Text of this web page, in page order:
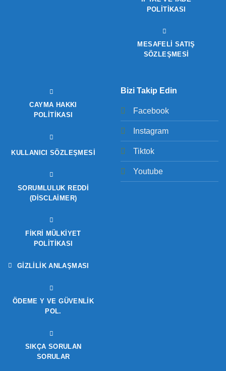
POLITIKASI
MESAFELİ SATIŞ
SÖZLEŞMESİ
CAYMA HAKKI
POLITIKASI
KULLANICI SÖZLEŞMESI
SORUMLULUK REDDI
(DISCLAIMER)
FIKRI MÜLKIYET
POLITIKASI
GIZLILIK ANLAŞMASI
ÖDEME Y VE GÜVENLIK
POL.
SIKÇA SORULAN
SORULAR
Bizi Takip Edin
Facebook
Instagram
Tiktok
Youtube